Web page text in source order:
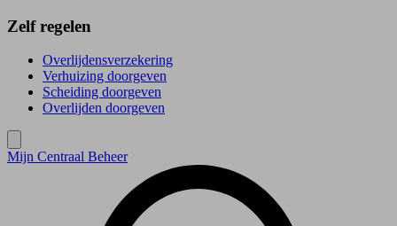
Zelf regelen
Overlijdensverzekering
Verhuizing doorgeven
Scheiding doorgeven
Overlijden doorgeven
Mijn Centraal Beheer